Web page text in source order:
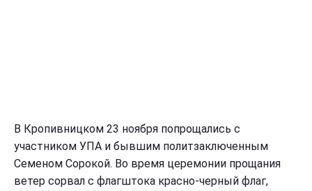
В Кропивницком 23 ноября попрощались с
участником УПА и бывшим политзаключенным
Семеном Сорокой. Во время церемонии прощания
ветер сорвал с флагштока красно-черный флаг,